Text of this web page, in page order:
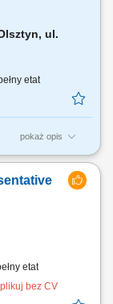
ul.
etat
pokaż opis
nowych
sieci sprzedaży
doradztwo
sprzedaży.
etat
bez CV